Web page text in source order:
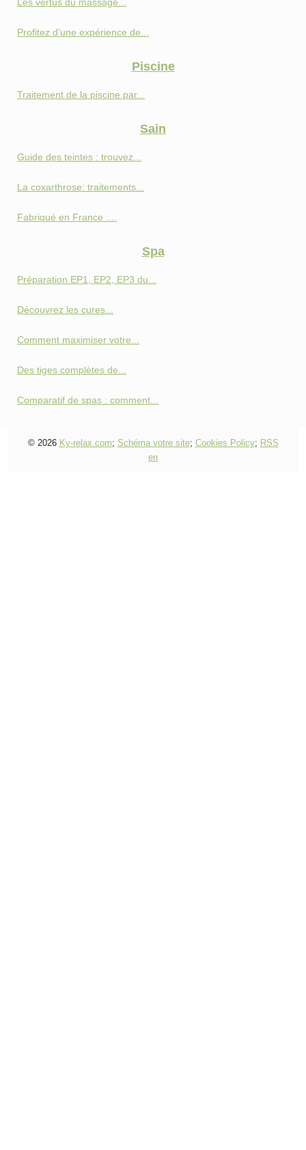
Les vertus du massage...
Profitez d'une expérience de...
Piscine
Traitement de la piscine par...
Sain
Guide des teintes : trouvez...
La coxarthrose: traitements...
Fabriqué en France :...
Spa
Préparation EP1, EP2, EP3 du...
Découvrez les cures...
Comment maximiser votre...
Des tiges complètes de...
Comparatif de spas : comment...
© 2026 Ky-relax.com; Schéma votre site; Cookies Policy; RSS
en